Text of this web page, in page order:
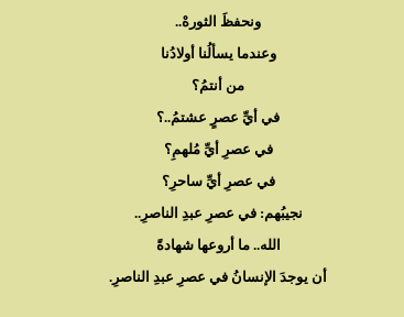
ونحفظَ الثورهْ..
وعندما يسألُنا أولادُنا
من أنتمُ؟
في أيِّ عصرٍ عشتمُ..؟
في عصرِ أيِّ مُلهمِ؟
في عصرِ أيِّ ساحرِ؟
نجيبُهم: في عصرِ عبدِ الناصرِ..
الله.. ما أروعها شهادةً
أن يوجدَ الإنسانُ في عصرِ عبدِ الناصرِ.